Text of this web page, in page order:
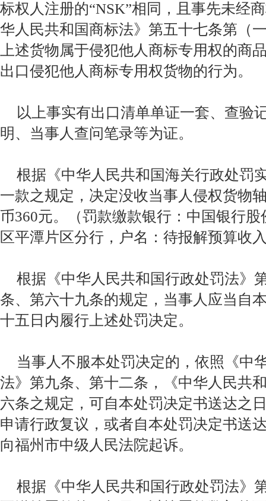
标权人注册的“NSK”相同，且事先未经
华人民共和国商标法》第五十七条第（
上述货物属于侵犯他人商标专用权的商
出口侵犯他人商标专用权货物的行为。
以上事实有出口清单单证一套、查验
明、当事人查问笔录等为证。
根据《中华人民共和国海关行政处罚
一款之规定，决定没收当事人侵权货物
币360元。（罚款缴款银行：中国银行
区平潭片区分行，户名：待报解预算收
根据《中华人民共和国行政处罚法》
条、第六十九条的规定，当事人应当自
十五日内履行上述处罚决定。
当事人不服本处罚决定的，依照《中
法》第九条、第十二条，《中华人民共
六条之规定，可自本处罚决定书送达之
申请行政复议，或者自本处罚决定书送
向福州市中级人民法院起诉。
根据《中华人民共和国行政处罚法》